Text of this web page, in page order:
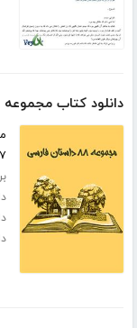
دانلود کتاب مجموعه 88 داستان فارسی